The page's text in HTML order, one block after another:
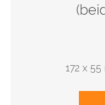
172 x